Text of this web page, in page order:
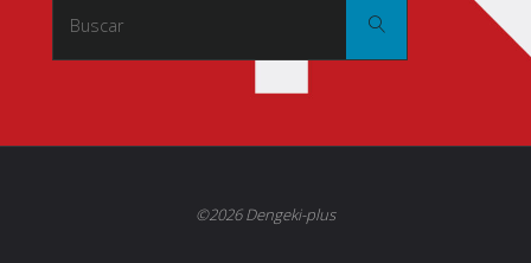
Buscar
©2026 Dengeki-plus